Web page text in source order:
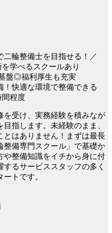
二輪整備士を目指せる！／
学べるスクールあり
盤◎福利厚生も充実
快適な環境で整備できる
程度
を受け、実務経験を積みなが
指します。未経験のまま、
とはありません！まずは最長
整備専門スクール」で基礎か
や整備知識をイチから身に付
るサービススタッフの多く
トです。